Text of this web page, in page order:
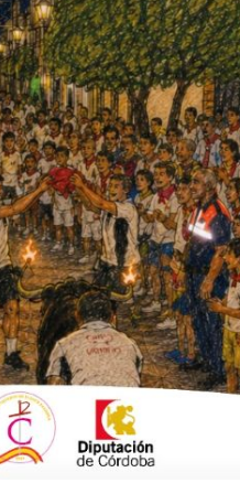
una
de Boda,
una de las
vuelta a la
que
las
se
de ferias para